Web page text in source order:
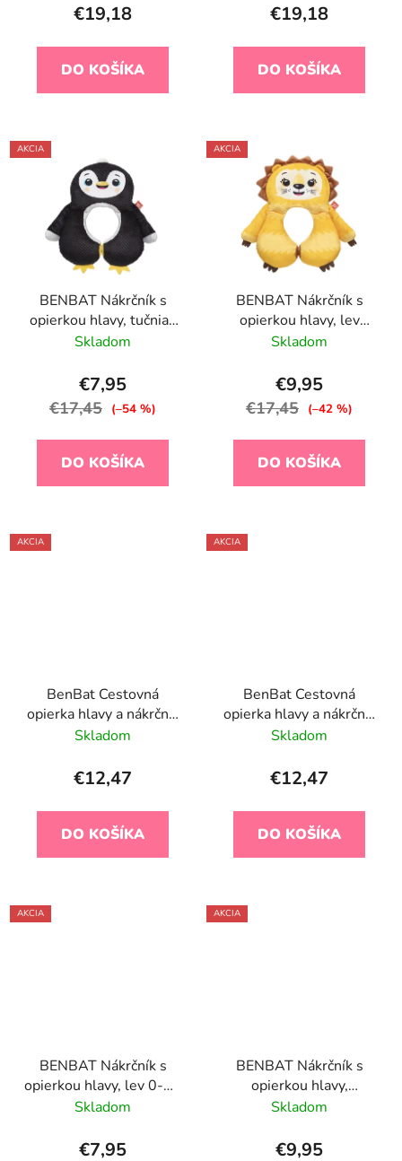
€19,18
DO KOŠÍKA
€19,18
DO KOŠÍKA
AKCIA
BENBAT Nákrčník s
opierkou hlavy, tučniak
Mark 1-4 r
Skladom
€7,95
€17,45 (–54 %)
DO KOŠÍKA
AKCIA
BENBAT Nákrčník s
opierkou hlavy, lev
Amadeus 1-4 r
Skladom
€9,95
€17,45 (–42 %)
DO KOŠÍKA
AKCIA
BenBat Cestovná
opierka hlavy a nákrčník
– Lev (0–12 mesiacov)
Skladom
€12,47
DO KOŠÍKA
AKCIA
BenBat Cestovná
opierka hlavy a nákrčník
– Medvedík (0–12
Skladom
€12,47
DO KOŠÍKA
AKCIA
BENBAT Nákrčník s
opierkou hlavy, lev 0-12
m
Skladom
€7,95
AKCIA
BENBAT Nákrčník s
opierkou hlavy,
leňochod Luciano 1-4 r
Skladom
€9,95